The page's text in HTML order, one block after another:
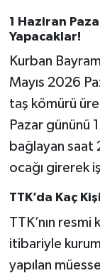
1 Haziran
Yapacaklar!
Kurban
Mayıs 2026
taş kömürü
Pazar gününü
bağlayan
ocağı girerek
TTK’da Kaç
TTK’nın resmi
itibariyle
yapılan